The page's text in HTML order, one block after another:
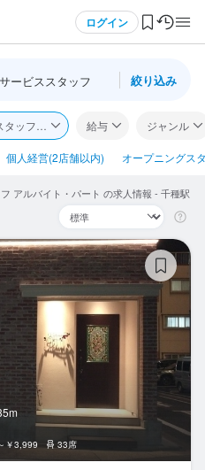
ログイン
料会員登録
ービススタッフ 絞り込み
ッフ・サービススタッフ
給与 ジャンル
個人経営(2店舗以内) オープニングス
アルバイト・パート の求人情報 - 千種駅
￥3,999 33席